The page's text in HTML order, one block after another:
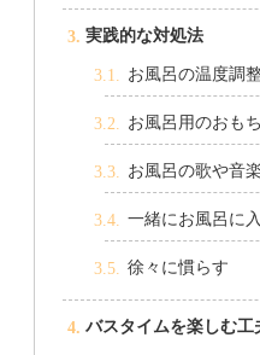
実践的な対処法
お風呂の温度調
お風呂用のおも
お風呂の歌や音
一緒にお風呂に
徐々に慣らす
バスタイムを楽しむ工